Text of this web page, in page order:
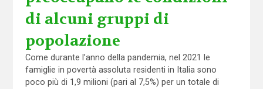
di alcuni gruppi di
popolazione
Come durante l’anno della pandemia, nel 2021 le
famiglie in povertà assoluta residenti in Italia sono
poco più di 1,9 milioni (pari al 7,5%) per un totale di